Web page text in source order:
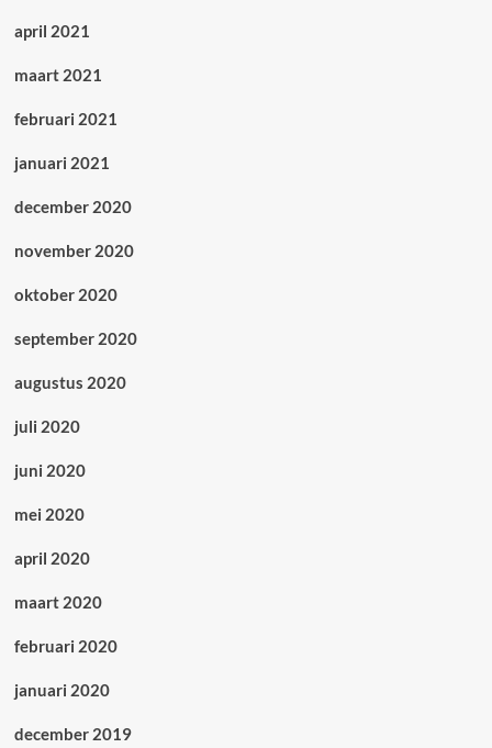
april 2021
maart 2021
februari 2021
januari 2021
december 2020
november 2020
oktober 2020
september 2020
augustus 2020
juli 2020
juni 2020
mei 2020
april 2020
maart 2020
februari 2020
januari 2020
december 2019